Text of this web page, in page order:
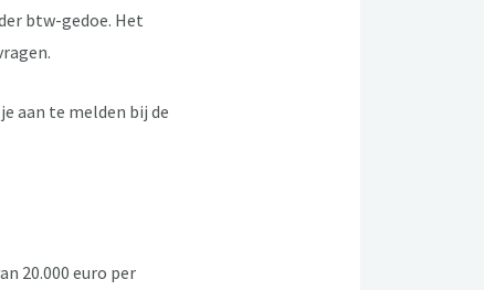
btw-gedoe. Het
aan te melden bij de
20.000 euro per